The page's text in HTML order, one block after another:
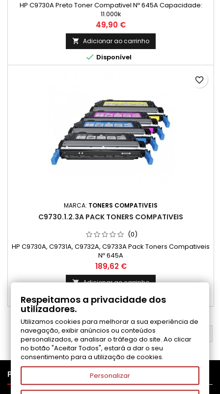
HP C9730A Preto Toner Compativel Nº 645A Capacidade:
11.000k
Preço
49,90 €
 Adicionar ao carrinho
 Disponível
MARCA: TONERS COMPATIVEIS
C9730.1.2.3A PACK TONERS COMPATIVEIS
(0)
HP C9730A, C9731A, C9732A, C9733A Pack Toners Compativeis
Nº 645A
Preço
189,62 €
 Adicionar ao carrinho
Disponível
favorite_border
VOLTAR AO TOPO
PRODUTOS
Respeitamos a privacidade dos
utilizadores.
Utilizamos cookies para melhorar a sua experiência de
navegação, exibir anúncios ou conteúdos
personalizados, e analisar o tráfego do site. Ao clicar
no botão "Aceitar Todos", estará a dar o seu
consentimento para a utilização de cookies.
Personalizar